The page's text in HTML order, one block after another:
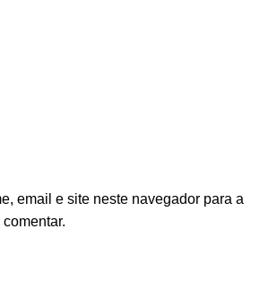
email e site neste navegador para a